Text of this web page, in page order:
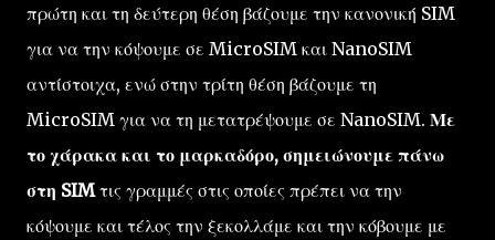
πρώτη και τη δεύτερη θέση βάζουμε την κανονική SIM
για να την κόψουμε σε MicroSIM και NanoSIM
αντίστοιχα, ενώ στην τρίτη θέση βάζουμε τη
MicroSIM για να τη μετατρέψουμε σε NanoSIM. Με
το χάρακα και το μαρκαδόρο, σημειώνουμε πάνω
στη SIMτις γραμμές στις οποίες πρέπει να την
κόψουμε και τέλος την ξεκολλάμε και την κόβουμε με